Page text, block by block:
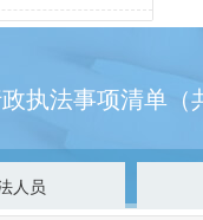
博野分局
和规划局
执法事项清单（
人员